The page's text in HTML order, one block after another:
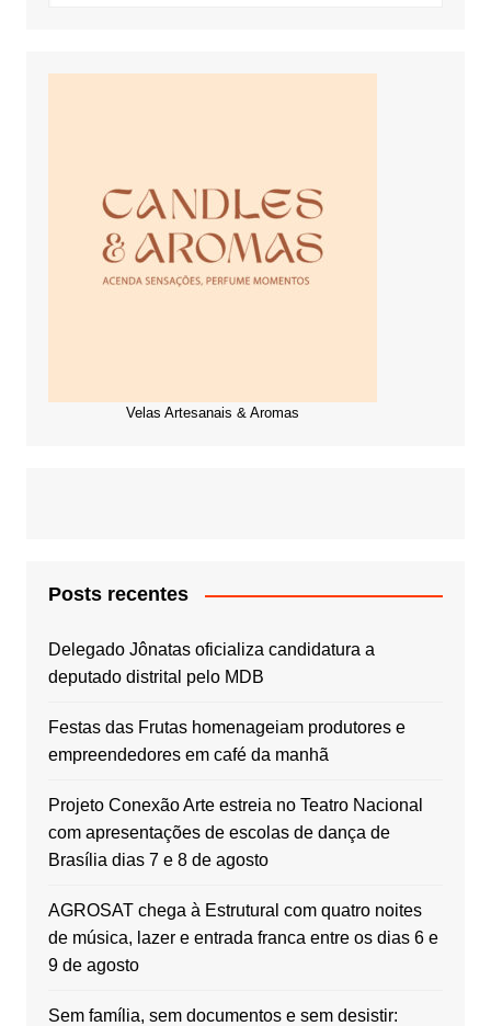
Velas Artesanais & Aromas
Posts recentes
Delegado Jônatas oficializa candidatura a
deputado distrital pelo MDB
Festas das Frutas homenageiam produtores e
empreendedores em café da manhã
Projeto Conexão Arte estreia no Teatro Nacional
com apresentações de escolas de dança de
Brasília dias 7 e 8 de agosto
AGROSAT chega à Estrutural com quatro noites
de música, lazer e entrada franca entre os dias 6 e
9 de agosto
Sem família, sem documentos e sem desistir: